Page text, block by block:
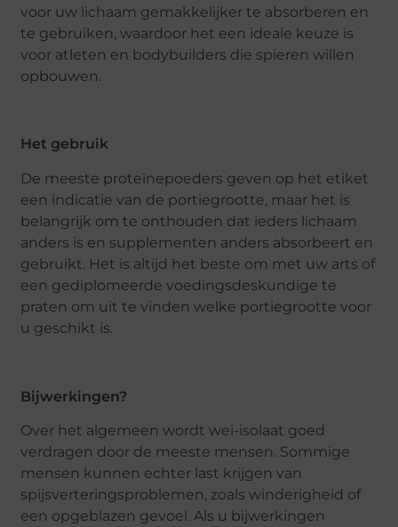
voor uw lichaam gemakkelijker te absorberen en
te gebruiken, waardoor het een ideale keuze is
voor atleten en bodybuilders die spieren willen
opbouwen.
Het gebruik
De meeste proteïnepoeders geven op het etiket
een indicatie van de portiegrootte, maar het is
belangrijk om te onthouden dat ieders lichaam
anders is en supplementen anders absorbeert en
gebruikt. Het is altijd het beste om met uw arts of
een gediplomeerde voedingsdeskundige te
praten om uit te vinden welke portiegrootte voor
u geschikt is.
Bijwerkingen?
Over het algemeen wordt wei-isolaat goed
verdragen door de meeste mensen. Sommige
mensen kunnen echter last krijgen van
spijsverteringsproblemen, zoals winderigheid of
een opgeblazen gevoel. Als u bijwerkingen